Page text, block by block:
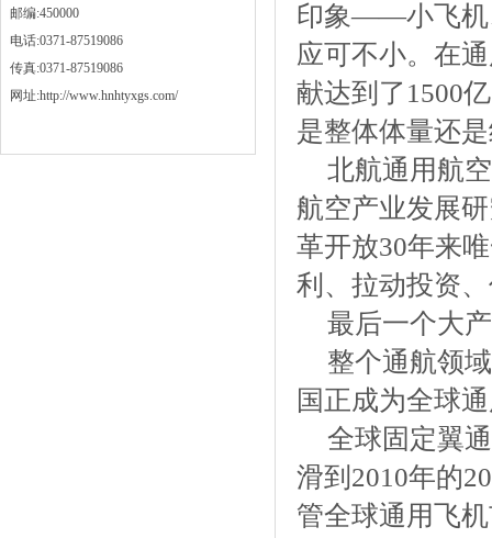
邮编:450000
电话:0371-87519086
传真:0371-87519086
网址:http://www.hnhtyxgs.com/
印象——小飞机
应可不小。在
献达到了1500
是整体体量还
北航通用航
航空产业发展
革开放30年来
利、拉动投资
最后一个大
整个通航领
国正成为全球
全球固定翼
滑到2010年的
管全球通用飞